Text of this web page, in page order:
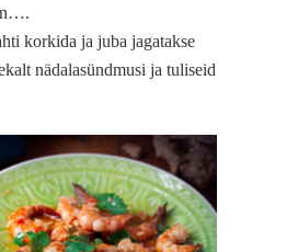
korkida ja juba jagatakse
nädalasündmusi ja tuliseid